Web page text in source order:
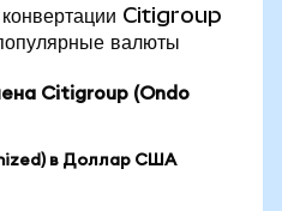
конвертации Citigroup
валюты
Citigroup (Ondo
в Доллар США